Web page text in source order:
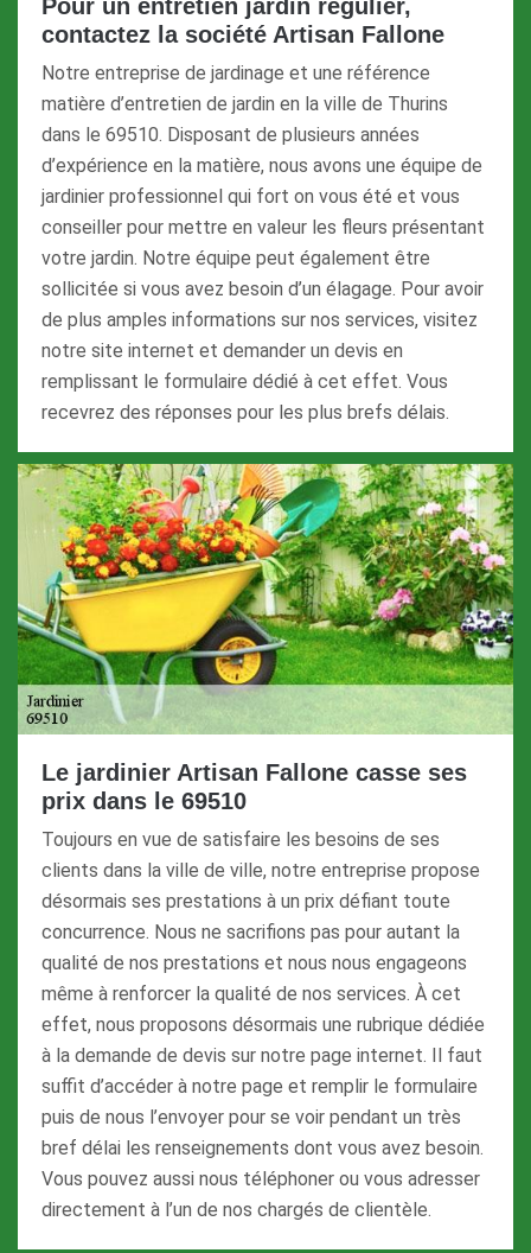
Pour un entretien jardin régulier,
contactez la société Artisan Fallone
Notre entreprise de jardinage et une référence
matière d’entretien de jardin en la ville de Thurins
dans le 69510. Disposant de plusieurs années
d’expérience en la matière, nous avons une équipe de
jardinier professionnel qui fort on vous été et vous
conseiller pour mettre en valeur les fleurs présentant
votre jardin. Notre équipe peut également être
sollicitée si vous avez besoin d’un élagage. Pour avoir
de plus amples informations sur nos services, visitez
notre site internet et demander un devis en
remplissant le formulaire dédié à cet effet. Vous
recevrez des réponses pour les plus brefs délais.
Le jardinier Artisan Fallone casse ses
prix dans le 69510
Toujours en vue de satisfaire les besoins de ses
clients dans la ville de ville, notre entreprise propose
désormais ses prestations à un prix défiant toute
concurrence. Nous ne sacrifions pas pour autant la
qualité de nos prestations et nous nous engageons
même à renforcer la qualité de nos services. À cet
effet, nous proposons désormais une rubrique dédiée
à la demande de devis sur notre page internet. Il faut
suffit d’accéder à notre page et remplir le formulaire
puis de nous l’envoyer pour se voir pendant un très
bref délai les renseignements dont vous avez besoin.
Vous pouvez aussi nous téléphoner ou vous adresser
directement à l’un de nos chargés de clientèle.